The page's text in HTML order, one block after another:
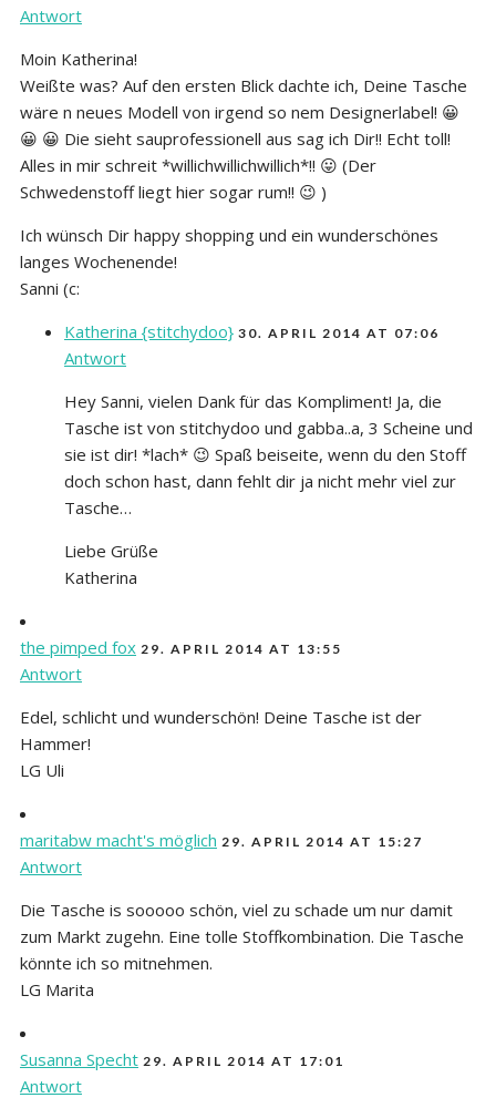
Antwort
Moin Katherina!
Weißte was? Auf den ersten Blick dachte ich, Deine Tasche
wäre n neues Modell von irgend so nem Designerlabel! 😀
😀 😀 Die sieht sauprofessionell aus sag ich Dir!! Echt toll!
Alles in mir schreit *willichwillichwillich*!! 😛 (Der
Schwedenstoff liegt hier sogar rum!! 😉 )
Ich wünsch Dir happy shopping und ein wunderschönes
langes Wochenende!
Sanni (c:
Katherina {stitchydoo} 30. APRIL 2014 AT 07:06
Antwort
Hey Sanni, vielen Dank für das Kompliment! Ja, die
Tasche ist von stitchydoo und gabba..a, 3 Scheine und
sie ist dir! *lach* 😉 Spaß beiseite, wenn du den Stoff
doch schon hast, dann fehlt dir ja nicht mehr viel zur
Tasche…
Liebe Grüße
Katherina
the pimped fox 29. APRIL 2014 AT 13:55
Antwort
Edel, schlicht und wunderschön! Deine Tasche ist der
Hammer!
LG Uli
maritabw macht's möglich 29. APRIL 2014 AT 15:27
Antwort
Die Tasche is sooooo schön, viel zu schade um nur damit
zum Markt zugehn. Eine tolle Stoffkombination. Die Tasche
könnte ich so mitnehmen.
LG Marita
Susanna Specht 29. APRIL 2014 AT 17:01
Antwort